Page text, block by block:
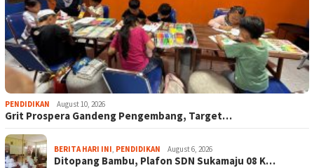
PENDIDIKAN August 10, 2026
Grit Prospera Gandeng Pengembang, Target…
BERITA HARI INI PENDIDIKAN August 6, 2026
Ditopang Bambu, Plafon SDN Sukamaju 08 K…